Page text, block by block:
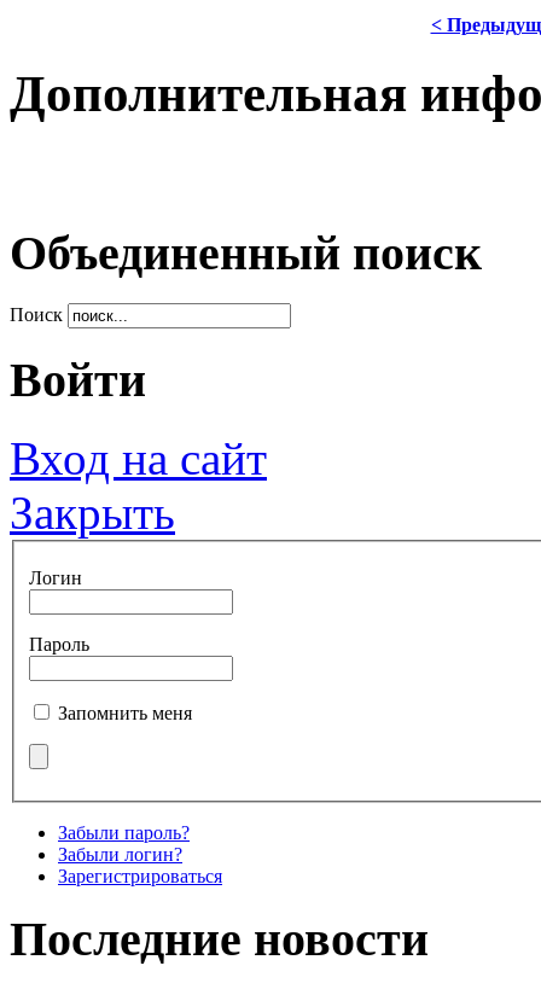
<
Дополнительная
Объединенный поиск
Поиск
Войти
Вход на сайт
Закрыть
Логин
Пароль
Запомнить меня
Забыли пароль?
Забыли логин?
Зарегистрироваться
Последние новости